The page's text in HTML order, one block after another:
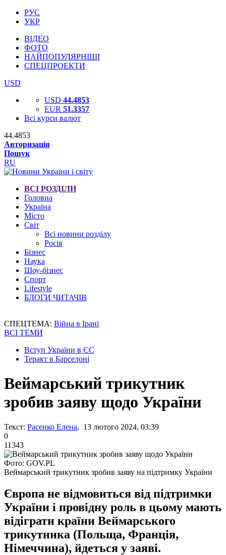
РУС
УКР
ВІДЕО
ФОТО
НАЙПОПУЛЯРНІШІ
СПЕЦПРОЕКТИ
USD
USD 44.4853
EUR 51.3357
Всі курси валют
44.4853
Авторизація
Пошук
RU
ВСІ РОЗДІЛИ
Головна
Україна
Місто
Світ
Всі новини розділу
Росія
Бізнес
Наука
Шоу-бізнес
Спорт
Lifestyle
БЛОГИ ЧИТАЧІВ
СПЕЦТЕМА: Війна в Ірані
ВСІ ТЕМИ
Вступ України в ЄС
Теракт в Барселоні
Веймарський трикутник
зробив заяву щодо України
Текст: Расенко Елена, 13 лютого 2024, 03:39
0
11343
Фото: GOV.PL
Веймарський трикутник зробив заяву на підтримку України
Європа не відмовиться від підтримки
України і провідну роль в цьому мають
відіграти країни Веймарського
трикутника (Польща, Франція,
Німеччина), йдеться у заяві.